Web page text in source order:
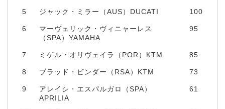
5 ジャック・ミラー（AUS）DUCATI 100
6
マーヴェリック・ヴィニャーレス
（SPA）YAMAHA
95
7 ミゲル・オリヴェイラ（POR）KTM 85
8 ブラッド・ビンダー（RSA）KTM 73
9
アレイシ・エスパルガロ（SPA）
APRILIA
61